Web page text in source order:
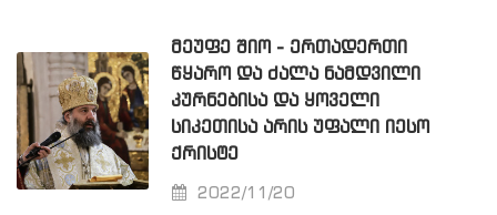
ᲛᲔᲣᲤᲔ ᲨᲘᲝ - ᲔᲠᲗᲐᲓᲔᲠᲗᲘ
ᲬᲧᲐᲠᲝ ᲓᲐ ᲫᲐᲚᲐ ᲜᲐᲛᲓᲕᲘᲚᲘ
ᲙᲣᲠᲜᲔᲑᲘᲡᲐ ᲓᲐ ᲧᲝᲕᲔᲚᲘ
ᲡᲘᲙᲔᲗᲘᲡᲐ ᲐᲠᲘᲡ ᲣᲤᲐᲚᲘ ᲘᲔᲡᲝ
ᲥᲠᲘᲡᲢᲔ
2022/11/20